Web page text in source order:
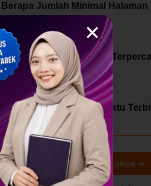
Berapa Jumlah Minimal Halaman
Baca Selengkapnya »
Jasa Cetak Buku Dosen
Wilayah Jakarta
Baca Selengkapnya »
Berapa Lama Proses Waktu
Ber-ISBN?
Baca Selengkapnya »
Kolaborasi Kami Lainya ➜